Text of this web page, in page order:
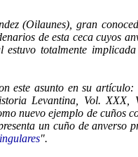
(Oilaunes), gran
de esta ceca cuyos
totalmente
este asunto en su artículo:
Levantina, Vol. XXX,
nuevo ejemplo de cuños
un cuño de anverso
".